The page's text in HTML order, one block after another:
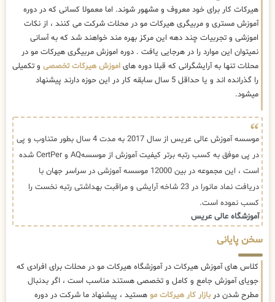
هیرکات کار برای خود معروف و مشهور شوند. اما معمولا کسانی که در دوره
آموزش مستری و مربیگری هیرکات مو در محلات شرکت می کنند ، از نکات
اموزشی و تجربیات چند دهه این مرکز بهره مند خواهند شد که به آسانی
نمیتوان این موارد را در هرجایی یافت . دوره اموزش مربیگری هیرکات مو در
محلات تنها به آرایشگرانی که قبلا دوره های اموزش هیرکات تخصصی و تکمیلی
را گذرانده اند و یا حداقل 5 سال سابقه کار در این حوزه دارند پیشنهاد
میشود.
موسسه آموزش عالی عریس از سال 2017 به مدت 4 سال بطور متناوب و پی
در پی موفق به کسب رتبه برتر کیفیت آموزش از موسسهAQ و CertPer شده
است ، این مجموعه در بین 12000 موسسه آموزشی در سراسر جهان با
دریافت نماد مانورا در 23 شاخه آرایشی و مراقبت بهداشتی رتبه نخست را
کسب نموده است.
آموزشگاه عالی عریس
سخن پایانی
کلاس های آموزش هیرکات در آموزشگاه هیرکات مو در محلات برای افرادی که
جویای آموزش جامع و کامل و تخصصی هستند مناسب است ، اگر بدنبال
مطرح شدن دربازار کار هیرکات مو هستید ، پیشنهاد ما شرکت در دوره